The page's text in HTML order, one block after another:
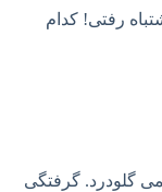
رفتی! کدام
گلودرد. گرفتگی